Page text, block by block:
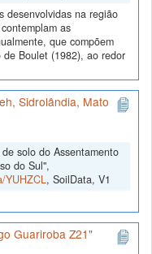
desenvolvidas na região
as
que compõem
Boulet (1982), ao redor
Sidrolândia, Mato
solo do Assentamento
do Sul",
YUHZCL, SoilData, V1
Guariroba Z21"